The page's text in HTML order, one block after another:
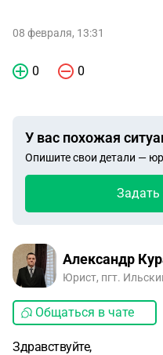
08 февраля, 13:31
0 0
У вас похожая
Опишите свои детали —
Задать
Александр
Юрист, пгт.
Общаться в чате
Здравствуйте,